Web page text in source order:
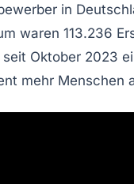
in
waren 113.236
seit Oktober 2023
mehr Menschen